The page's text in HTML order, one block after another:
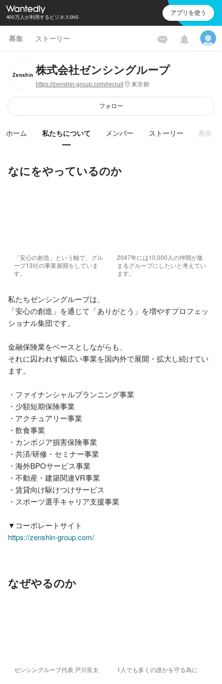
400万人が利用するビジネスSNS アプリを使う
募集 ストーリー
株式会社ゼンシングループ
https://zenshin-group.com/recruit 東京都
フォロー
ホーム 私たちについて メンバー ストーリー 募集
なにをやっているのか
「安心の創造」という軸で、グル
ープ13社の事業展開をしていま
す。
2047年には10,000人の仲間が集
まるグループにしたいと考えてい
ます。
私たちゼンシングループは、
「安心の創造」を通じて「ありがとう」を増やすプロフェッ
ショナル集団です。
金融保険業をベースとしながらも、
それに囚われず幅広い事業を国内外で展開・拡大し続けてい
ます。
・ファイナンシャルプランニング事業
・少額短期保険事業
・アクチュアリー事業
・飲食事業
・カンボジア損害保険事業
・共済/研修・セミナー事業
・海外BPOサービス事業
・不動産・建築関連VR事業
・賃貸向け駆けつけサービス
・スポーツ選手キャリア支援事業
https://zenshin-group.com/
なぜやるのか
ゼンシングループ代表 戸川良太 1人でも多くの誰かを守る為に